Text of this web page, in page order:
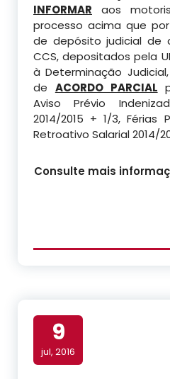
INFORMAR aos
processo acima que
de depósito judicial de
CCS, depositados pela
à Determinação
de ACORDO PARCIAL
Aviso Prévio
2014/2015 + 1/3, Férias
Retroativo Salarial 2014/
Consulte mais
9
jul, 2016